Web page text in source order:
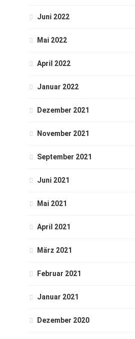
Juni 2022
Mai 2022
April 2022
Januar 2022
Dezember 2021
November 2021
September 2021
Juni 2021
Mai 2021
April 2021
März 2021
Februar 2021
Januar 2021
Dezember 2020